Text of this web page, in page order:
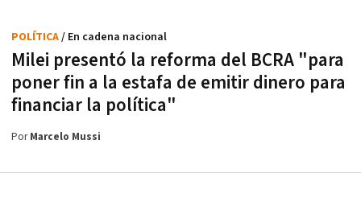
Milei presentó la reforma del BCRA "para
poner fin a la estafa de emitir dinero para
financiar la política"
POLÍTICA/ En cadena nacional
PorMarcelo Mussi